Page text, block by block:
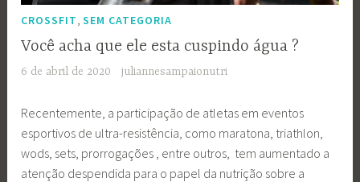
CROSSFIT,SEM CATEGORIA
Você acha que ele esta cuspindo água ?
6 de abril de 2020 juliannesampaionutri
Recentemente, a participação de atletas em eventos
esportivos de ultra-resistência, como maratona, triathlon,
wods, sets, prorrogações , entre outros, tem aumentado a
atenção despendida para o papel da nutrição sobre a